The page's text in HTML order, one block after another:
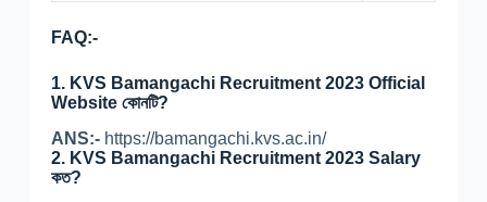
FAQ:-
1. KVS Bamangachi Recruitment 2023 Official
Website কোনটি?
ANS:-https://bamangachi.kvs.ac.in/
2. KVS Bamangachi Recruitment 2023 Salary
কত?